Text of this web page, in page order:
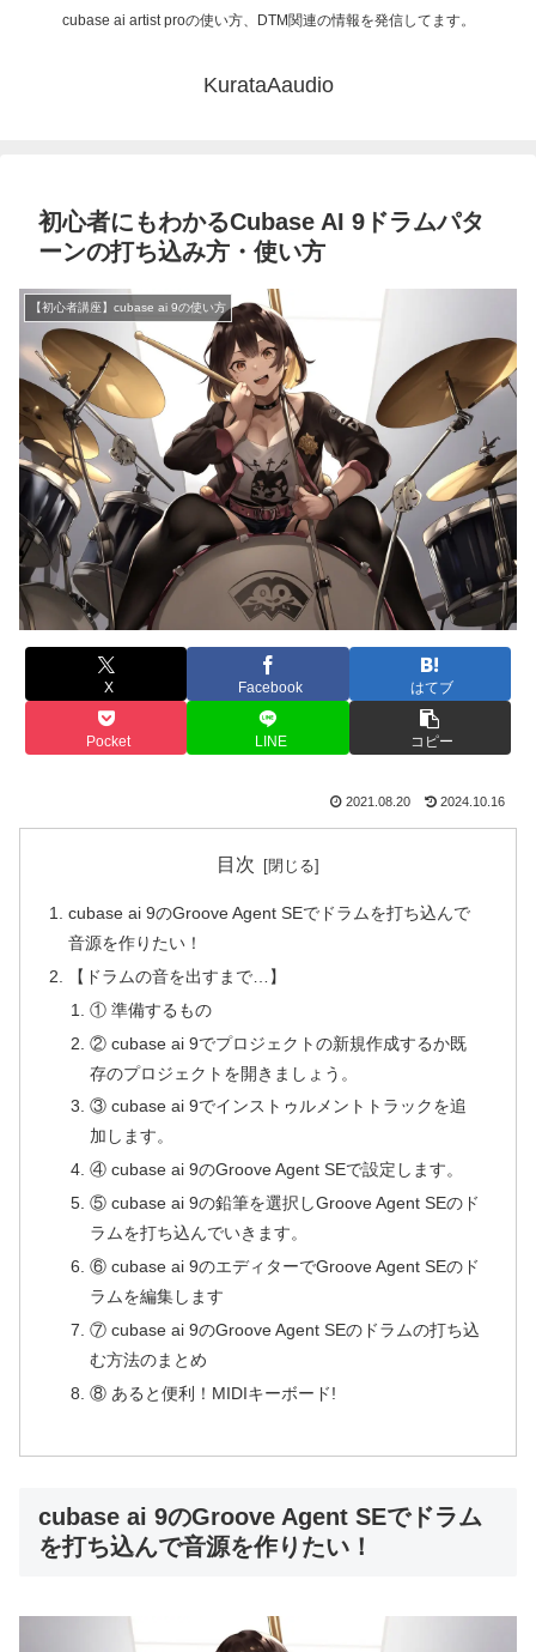
cubase ai artist proの使い方、DTM関連の情報を発信してます。
KurataAaudio
初心者にもわかるCubase AI 9ドラムパタ
ーンの打ち込み方・使い方
【初心者講座】cubase ai 9の使い方
X Facebook はてブ
Pocket LINE コピー
2021.08.20 2024.10.16
目次
cubase ai 9のGroove Agent SEでドラムを打ち込んで
音源を作りたい！
【ドラムの音を出すまで…】
① 準備するもの
② cubase ai 9でプロジェクトの新規作成するか既
存のプロジェクトを開きましょう。
③ cubase ai 9でインストゥルメントトラックを追
加します。
④ cubase ai 9のGroove Agent SEで設定します。
⑤ cubase ai 9の鉛筆を選択しGroove Agent SEのド
ラムを打ち込んでいきます。
⑥ cubase ai 9のエディターでGroove Agent SEのド
ラムを編集します
⑦ cubase ai 9のGroove Agent SEのドラムの打ち込
む方法のまとめ
⑧ あると便利！MIDIキーボード!
cubase ai 9のGroove Agent SEでドラム
を打ち込んで音源を作りたい！